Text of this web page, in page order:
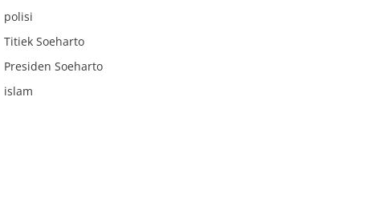
polisi
Titiek Soeharto
Presiden Soeharto
islam